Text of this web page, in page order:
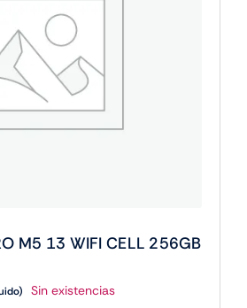
cantidad
M5 13 WIFI CELL 256GB
Sin existencias